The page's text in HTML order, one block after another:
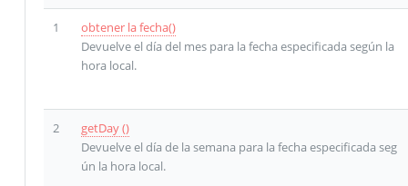
1
obtener la fecha()
Devuelve el día del mes para la fecha especificada según la
hora local.
2
getDay ()
Devuelve el día de la semana para la fecha especificada seg
ún la hora local.